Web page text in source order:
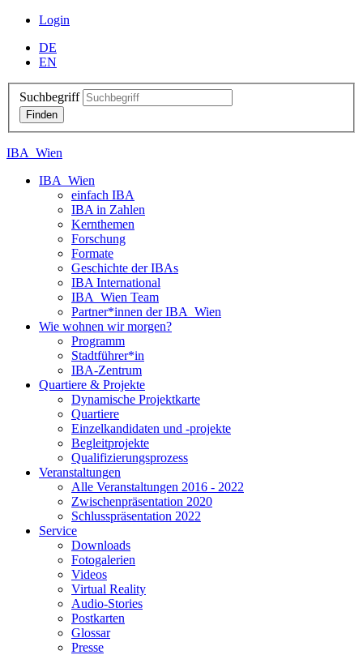
Login
DE
EN
Suchbegriff
IBA_Wien
IBA_Wien
einfach IBA
IBA in Zahlen
Kernthemen
Forschung
Formate
Geschichte der IBAs
IBA International
IBA_Wien Team
Partner*innen der IBA_Wien
Wie wohnen wir morgen?
Programm
Stadtführer*in
IBA-Zentrum
Quartiere & Projekte
Dynamische Projektkarte
Quartiere
Einzelkandidaten und -projekte
Begleitprojekte
Qualifizierungsprozess
Veranstaltungen
Alle Veranstaltungen 2016 - 2022
Zwischenpräsentation 2020
Schlusspräsentation 2022
Service
Downloads
Fotogalerien
Videos
Virtual Reality
Audio-Stories
Postkarten
Glossar
Presse